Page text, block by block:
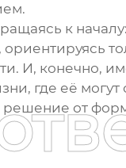
к
И, конечно,
где её
от